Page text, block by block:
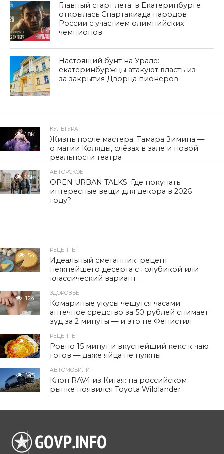
Главный старт лета: в Екатеринбурге
открылась Спартакиада народов
России с участием олимпийских
чемпионов
Настоящий бунт на Урале:
екатеринбуржцы атакуют власть из-
за закрытия Дворца пионеров
1.8K
КУЛЬТУРА
Жизнь после мастера. Тамара Зимина —
о магии Коляды, слёзах в зале и новой
реальности театра
1.5K
АВТОРСКОЕ
OPEN URBAN TALKS. Где покупать
интересные вещи для декора в 2026
году?
54
РЕЦЕПТЫ
Идеальный сметанник: рецепт
нежнейшего десерта с голубикой или
классический вариант
124
ЗДОРОВЬЕ
Комариные укусы чешутся часами:
аптечное средство за 50 рублей снимает
зуд за 2 минуты — и это не Фенистил
94
РЕЦЕПТЫ
Ровно 15 минут и вкуснейший кекс к чаю
готов — даже яйца не нужны
145
АВТОМОБИЛИ
Клон RAV4 из Китая: на российском
рынке появился Toyota Wildlander